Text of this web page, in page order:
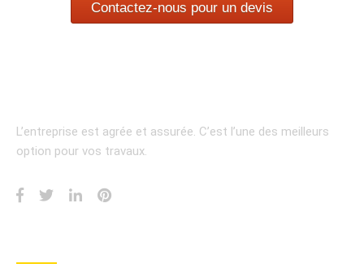
Contactez-nous pour un devis
L’entreprise est agrée et assurée. C’est l’une des meilleurs
option pour vos travaux.